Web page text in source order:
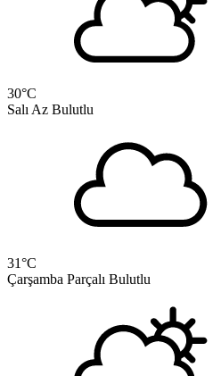
30°C
Salı Az Bulutlu
31°C
Çarşamba Parçalı Bulutlu